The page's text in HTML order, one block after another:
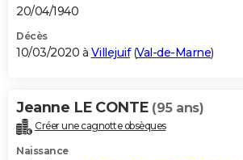
20/04/1940
Décès
10/03/2020 à Villejuif(Val-de-Marne)
Jeanne LE CONTE (95 ans)
Créer une cagnotte obsèques
Naissance